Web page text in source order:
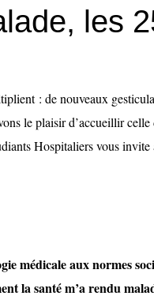
les
: de nouveaux
le plaisir d’accueillir
Hospitaliers vous invite
médicale aux normes
la santé m’a rendu